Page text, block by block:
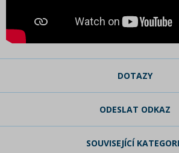
DOTAZY
ODESLAT ODKAZ
SOUVISEJÍCÍ